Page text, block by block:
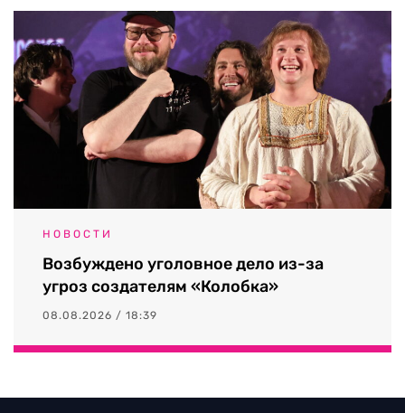
НОВОСТИ
Возбуждено уголовное дело из-за
угроз создателям «Колобка»
08.08.2026 / 18:39